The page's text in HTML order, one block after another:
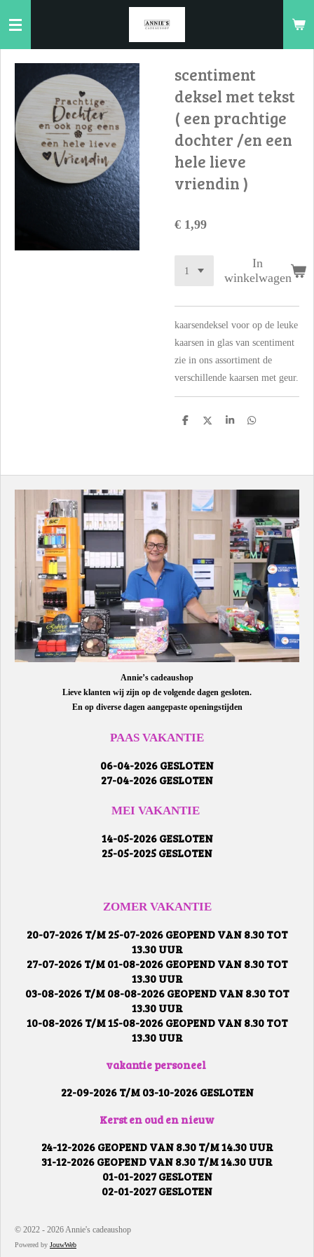
direct
naar
hoofdinhoud
scentiment
deksel met tekst
( een prachtige
dochter /en een
hele lieve
vriendin )
€ 1,99
In
winkelwagen
kaarsendeksel voor op de leuke
kaarsen in glas van scentiment
zie in ons assortiment de
verschillende kaarsen met geur.
D
D
S
D
Annie’s cadeaushop
Lieve klanten wij zijn op de volgende dagen gesloten.
En op diverse dagen aangepaste openingstijden
PAAS VAKANTIE
06-04-2026 GESLOTEN
27-04-2026 GESLOTEN
MEI VAKANTIE
14-05-2026 GESLOTEN
25-05-2025 GESLOTEN
ZOMER VAKANTIE
20-07-2026 T/M 25-07-2026 GEOPEND VAN 8.30 TOT
13.30 UUR
27-07-2026 T/M 01-08-2026 GEOPEND VAN 8.30 TOT
13.30 UUR
03-08-2026 T/M 08-08-2026 GEOPEND VAN 8.30 TOT
13.30 UUR
10-08-2026 T/M 15-08-2026 GEOPEND VAN 8.30 TOT
13.30 UUR
vakantie personeel
22-09-2026 T/M 03-10-2026 GESLOTEN
Kerst en oud en nieuw
24-12-2026 GEOPEND VAN 8.30 T/M 14.30 UUR
31-12-2026 GEOPEND VAN 8.30 T/M 14.30 UUR
01-01-2027 GESLOTEN
02-01-2027 GESLOTEN
© 2022 - 2026 Annie's cadeaushop
Powered by JouwWeb